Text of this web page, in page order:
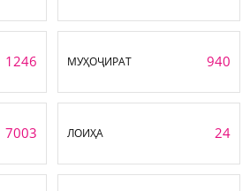
1246 МУҲОҶИРАТ 940
7003 ЛОИҲА 24